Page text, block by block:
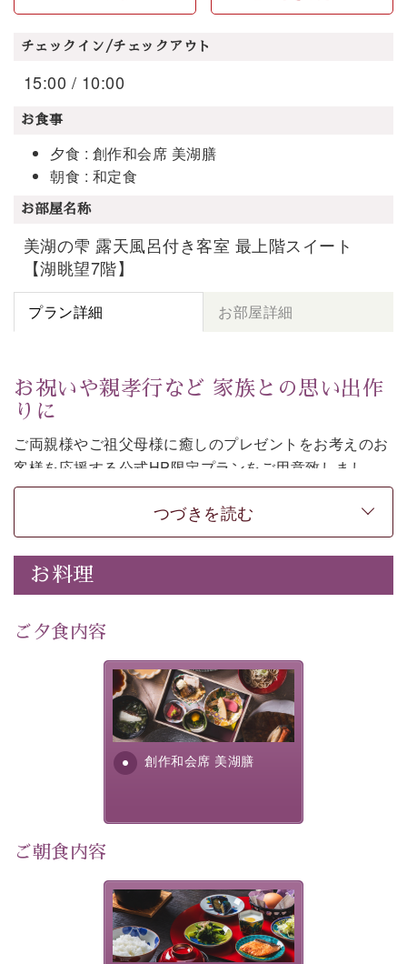
チェックイン/チェックアウト
15:00 / 10:00
お食事
夕食 : 創作和会席 美湖膳
朝食 : 和定食
お部屋名称
美湖の雫 露天風呂付き客室 最上階スイート
【湖眺望7階】
プラン詳細 お部屋詳細
お祝いや親孝行など 家族との思い出作
りに
ご両親様やご祖父母様に癒しのプレゼントをお考えのお
客様を応援する公式HP限定プランをご用意致しまし
た。
日頃なかなか言えない感謝の気持ちを
お伝えし
てみてはいかがでしょうか。
-----------【安心への取り組み】----------
個室料亭、貸切風呂のご利用が可能な上、 安心安全にご
30項目以上からなる独自の衛生・消毒プログラムの基、
---------------------------------------------
・記念写真＆オリジナル【フォトフレームカード】プレ
思い出デザートプレート付き
・諏訪大社4社を巡る無料参拝バス（事前予約制）
・館内着をご用意
・就寝用パジャマをご用意
・環境に配慮したアメニティをご用意
・館内フリーWi-Fi
つづきを読む
お料理
ご夕食内容
創作和会席 美湖膳
美湖膳とは諏訪の地で特別を
提供する為に料理長・神原 裕
明が考え出した創作和会席で
す。美しい諏訪湖の幸...
ご朝食内容
さっぱりとした和食膳に使わ
れる食材は、諏訪の名産品を
ふんだんに取り入れ、安心・